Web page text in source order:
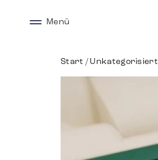
Menü
Start / Unkategorisiert